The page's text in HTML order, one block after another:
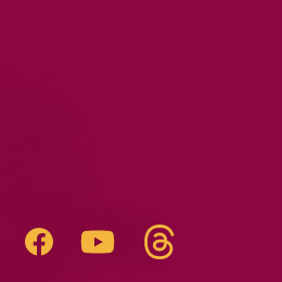
InstagramFacebookYouTube